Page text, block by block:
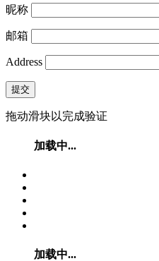
昵称
邮箱
Address
提交
拖动滑块以完成验证
加载中...
加载中...